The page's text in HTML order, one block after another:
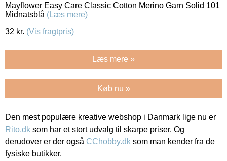
Mayflower Easy Care Classic Cotton Merino Garn Solid 101
Midnatsblå (Læs mere)
32 kr. (Vis fragtpris)
Læs mere »
Køb nu »
Den mest populære kreative webshop i Danmark lige nu er
Rito.dk som har et stort udvalg til skarpe priser. Og
derudover er der også CChobby.dk som man kender fra de
fysiske butikker.